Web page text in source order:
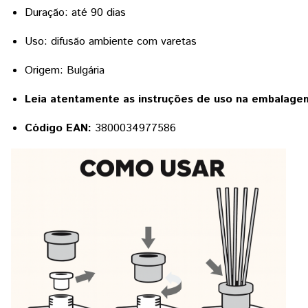
Duração: até 90 dias
Uso: difusão ambiente com varetas
Origem: Bulgária
Leia atentamente as instruções de uso na
Código EAN: 3800034977586